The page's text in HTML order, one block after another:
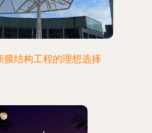
膜结构工程的理想选择